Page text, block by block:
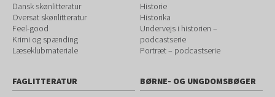
Dansk skønlitteratur
Oversat skønlitteratur
Feel-good
Krimi og spænding
Læseklubmateriale
Historie
Historika
Undervejs i historien –
podcastserie
Portræt – podcastserie
FAGLITTERATUR
BØRNE- OG UNGDOMSBØGER